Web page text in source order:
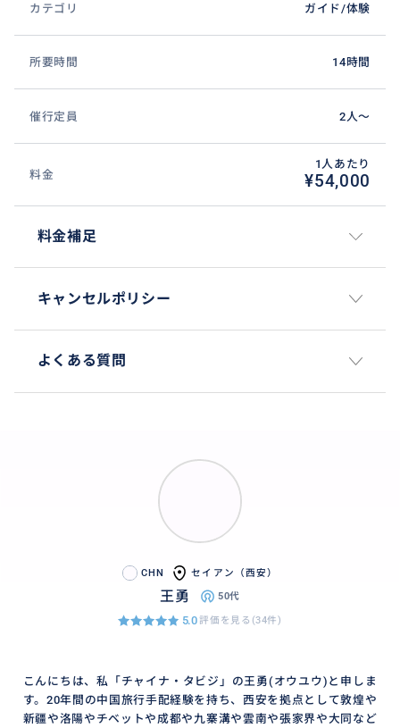
カテゴリ ガイド/体験
所要時間 14時間
催行定員 2人〜
料金
1人あたり
¥54,000
料金補足
キャンセルポリシー
よくある質問
CHN セイアン（西安）
王勇 50代
5.0評価を見る(34件)
こんにちは、私「チャイナ・タビジ」の王勇(オウユウ)と申しま
す。20年間の中国旅行手配経験を持ち、西安を拠点として敦煌や
新疆や洛陽やチベットや成都や九寨溝や雲南や張家界や大同など